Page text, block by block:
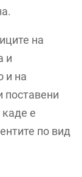
на
и
и на
поставени
е
по вид